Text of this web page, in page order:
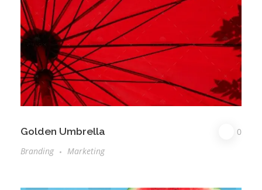
Golden Umbrella
0
Branding
Marketing